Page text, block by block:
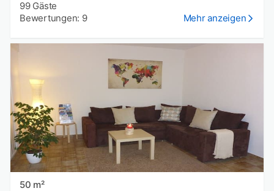
99 Gäste
Bewertungen: 9
Mehr anzeigen
50 m²